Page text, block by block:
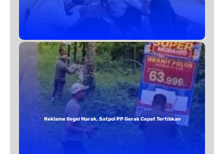
Reklame Ilegal Marak, Satpol PP Gerak Cepat Tertibkan